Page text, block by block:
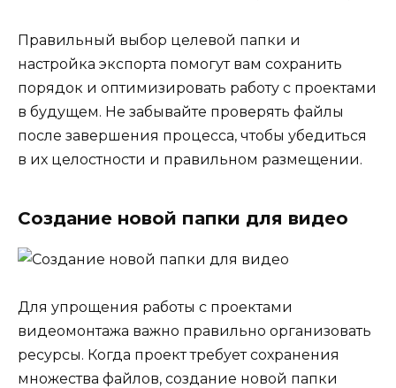
Правильный выбор целевой папки и
настройка экспорта помогут вам сохранить
порядок и оптимизировать работу с проектами
в будущем. Не забывайте проверять файлы
после завершения процесса, чтобы убедиться
в их целостности и правильном размещении.
Создание новой папки для видео
Для упрощения работы с проектами
видеомонтажа важно правильно организовать
ресурсы. Когда проект требует сохранения
множества файлов, создание новой папки